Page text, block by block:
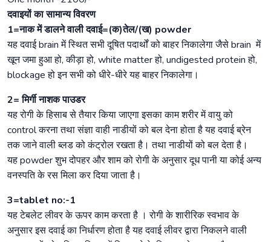
दवाइयों का सामान्य विवरण
1=नाक में डालने वाली दवाई=(क)तेल/(ख) powder
यह दवाई brain में स्थित सभी दूषित पदार्थों को बाहर निकालेगा जैसे brain में
खून जमा हुआ हो, कीड़ा हो, white matter हो, undigested protein हो,
blockage हो इन सभी को धीरे-धीरे यह बाहर निकालेगा।
2= मिर्गी नाशक पाउडर
यह रोगी के हिसाब से तैयार किया जाएगा इसका काम शरीर में वायु को
control करना तथा संज्ञा वाही नाडीयों को बल देना होता है यह दवाई ब्रेन
तक जाने वाली ब्लड को कंट्रोल रखता है। तथा नाडीयों को बल देता है।
यह powder शुभ दोपहर और शाम को रोगी के अनुसार दूध पानी या कोई अन्य
वनस्पति के रस मिला कर दिया जाता है।
3=tablet no:-1
यह टेबलेट लीवर के ऊपर काम करता है । रोगी के शारीरिक स्वभाव के
अनुसार इस दवाई का निर्धारण होता है यह दवाई लीवर द्वारा निकलने वाली